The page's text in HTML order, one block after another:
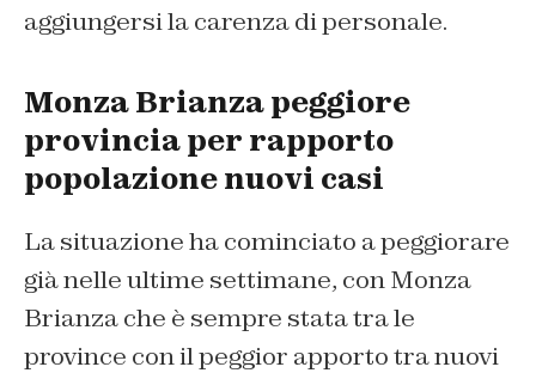
aggiungersi la carenza di personale.
Monza Brianza peggiore
provincia per rapporto
popolazione nuovi casi
La situazione ha cominciato a peggiorare
già nelle ultime settimane, con Monza
Brianza che è sempre stata tra le
province con il peggior apporto tra nuovi